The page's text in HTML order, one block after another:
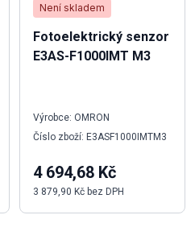
Není skladem
Fotoelektrický senzor
E3AS-F1000IMT M3
Výrobce: OMRON
Číslo zboží: E3ASF1000IMTM3
4 694,68 Kč
3 879,90 Kč bez DPH